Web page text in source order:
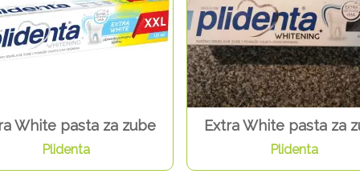
White pasta za zube
Plidenta
Extra White pasta za
Plidenta